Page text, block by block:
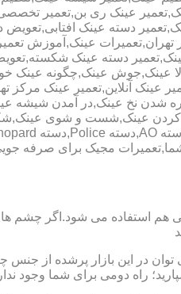
عینک ری بن,تعمیر
دسته عینک افتابی,تعویض
تهران,تعمیرات عینک,آموزش
دسته عینک
عینک,جوش عینک,چگونه عینک
عینک آنلاین,تعمیر عینک مرکز
شدن نخ عینک,در آمدن شیشه
کردن عینک,شست و شوی
شما,تعمیرات مجیک برای
هم استفاده می شود.اگر
در این بازار پرشده از جنس
راه دومی برای شما